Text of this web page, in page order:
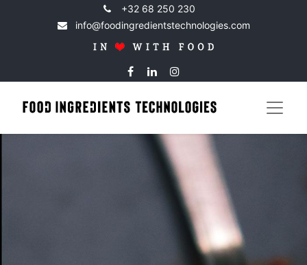
+32 68 250 230
info@foodingredientstechnologies.com